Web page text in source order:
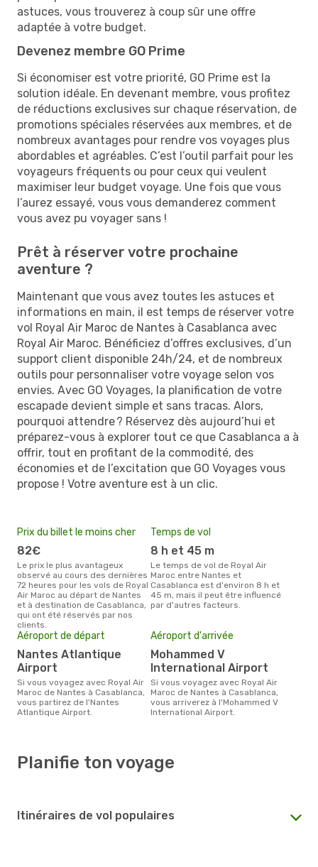
astuces, vous trouverez à coup sûr une offre
adaptée à votre budget.
Devenez membre GO Prime
Si économiser est votre priorité, GO Prime est la
solution idéale. En devenant membre, vous profitez
de réductions exclusives sur chaque réservation, de
promotions spéciales réservées aux membres, et de
nombreux avantages pour rendre vos voyages plus
abordables et agréables. C’est l’outil parfait pour les
voyageurs fréquents ou pour ceux qui veulent
maximiser leur budget voyage. Une fois que vous
l’aurez essayé, vous vous demanderez comment
vous avez pu voyager sans !
Prêt à réserver votre prochaine
aventure ?
Maintenant que vous avez toutes les astuces et
informations en main, il est temps de réserver votre
vol Royal Air Maroc de Nantes à Casablanca avec
Royal Air Maroc. Bénéficiez d’offres exclusives, d’un
support client disponible 24h/24, et de nombreux
outils pour personnaliser votre voyage selon vos
envies. Avec GO Voyages, la planification de votre
escapade devient simple et sans tracas. Alors,
pourquoi attendre ? Réservez dès aujourd’hui et
préparez-vous à explorer tout ce que Casablanca a à
offrir, tout en profitant de la commodité, des
économies et de l’excitation que GO Voyages vous
propose ! Votre aventure est à un clic.
Prix du billet le moins cher
82€
Le prix le plus avantageux
observé au cours des dernières
72 heures pour les vols de Royal
Air Maroc au départ de Nantes
et à destination de Casablanca,
qui ont été réservés par nos
clients.
Temps de vol
8 h et 45 m
Le temps de vol de Royal Air
Maroc entre Nantes et
Casablanca est d'environ 8 h et
45 m, mais il peut être influencé
par d'autres facteurs.
Aéroport de départ
Nantes Atlantique
Airport
Si vous voyagez avec Royal Air
Maroc de Nantes à Casablanca,
vous partirez de l'Nantes
Atlantique Airport.
Aéroport d'arrivée
Mohammed V
International Airport
Si vous voyagez avec Royal Air
Maroc de Nantes à Casablanca,
vous arriverez à l'Mohammed V
International Airport.
Planifie ton voyage
Itinéraires de vol populaires